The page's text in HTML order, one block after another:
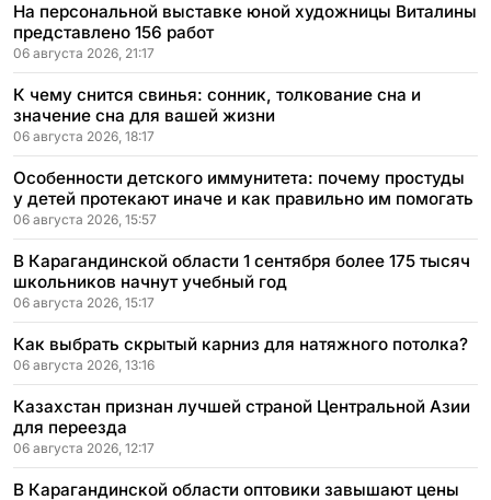
На персональной выставке юной художницы Виталины
представлено 156 работ
06 августа 2026, 21:17
К чему снится свинья: сонник, толкование сна и
значение сна для вашей жизни
06 августа 2026, 18:17
Особенности детского иммунитета: почему простуды
у детей протекают иначе и как правильно им помогать
06 августа 2026, 15:57
В Карагандинской области 1 сентября более 175 тысяч
школьников начнут учебный год
06 августа 2026, 15:17
Как выбрать скрытый карниз для натяжного потолка?
06 августа 2026, 13:16
Казахстан признан лучшей страной Центральной Азии
для переезда
06 августа 2026, 12:17
В Карагандинской области оптовики завышают цены